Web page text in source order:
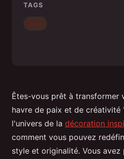
Êtes-vous prêt à transformer
havre de paix et de créativité
l'univers de la décoration
comment vous pouvez
style et originalité. Vous avez
TAGS
Actu